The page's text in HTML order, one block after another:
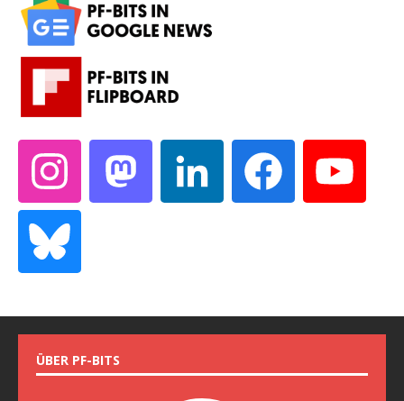
ÜBER PF-BITS